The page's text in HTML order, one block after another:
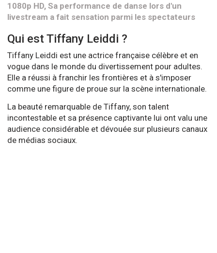
1080p HD, Sa performance de danse lors d'un
livestream a fait sensation parmi les spectateurs
Qui est Tiffany Leiddi ?
Tiffany Leiddi est une actrice française célèbre et en
vogue dans le monde du divertissement pour adultes.
Elle a réussi à franchir les frontières et à s'imposer
comme une figure de proue sur la scène internationale.
La beauté remarquable de Tiffany, son talent
incontestable et sa présence captivante lui ont valu une
audience considérable et dévouée sur plusieurs canaux
de médias sociaux.